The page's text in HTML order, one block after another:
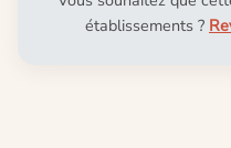
établissements ?